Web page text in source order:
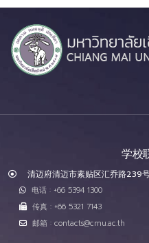
学校
清迈府清迈市素贴区汇乔路
电话 : +66 5394 1300
传真 : +66 5321 7143
邮箱 : contacts@cmu.ac.th